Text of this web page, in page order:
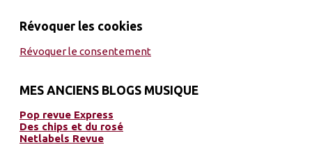
Révoquer les cookies
Révoquer le consentement
MES ANCIENS BLOGS MUSIQUE
Pop revue Express
Des chips et du rosé
Netlabels Revue